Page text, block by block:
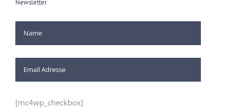
Newsletter
[mc4wp_checkbox]